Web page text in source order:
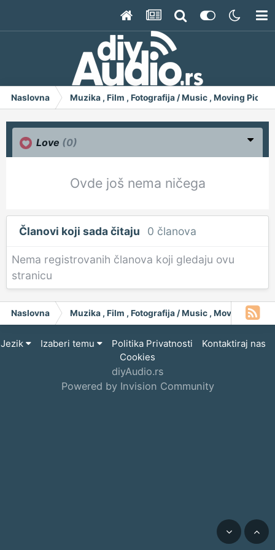
Naslovna Muzika , Film , Fotografija / Music , Moving
Love (0)
Ovde još nema ničega
Članovi koji sada čitaju 0 članova
Nema registrovanih članova koji gledaju ovu
stranicu
Naslovna Muzika , Film , Fotografija / Music , Moving
Jezik Izaberi temu Politika Privatnosti
Kontaktiraj nas
Cookies
diyAudio.rs
Powered by Invision Community